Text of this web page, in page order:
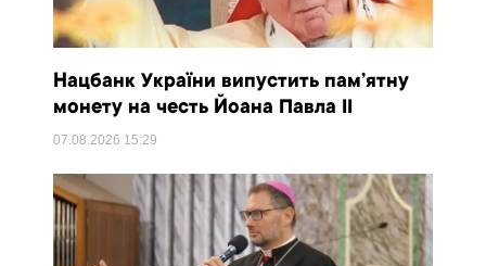
Нацбанк України випустить пам’ятну
монету на честь Йоана Павла II
07.08.2026 15:29